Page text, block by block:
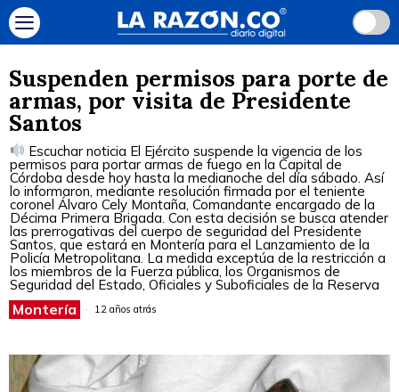
Suspenden permisos para porte de
armas, por visita de Presidente
Santos
Escuchar noticia El Ejército suspende la vigencia de los
permisos para portar armas de fuego en la Capital de
Córdoba desde hoy hasta la medianoche del día sábado. Así
lo informaron, mediante resolución firmada por el teniente
coronel Álvaro Cely Montaña, Comandante encargado de la
Décima Primera Brigada. Con esta decisión se busca atender
las prerrogativas del cuerpo de seguridad del Presidente
Santos, que estará en Montería para el Lanzamiento de la
Policía Metropolitana. La medida exceptúa de la restricción a
los miembros de la Fuerza pública, los Organismos de
Seguridad del Estado, Oficiales y Suboficiales de la Reserva
Montería 12 años atrás